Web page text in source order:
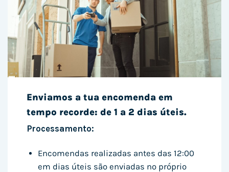
Enviamos a tua encomenda em
tempo recorde: de 1 a 2 dias úteis.
Processamento:
Encomendas realizadas antes das 12:00
em dias úteis são enviadas no próprio